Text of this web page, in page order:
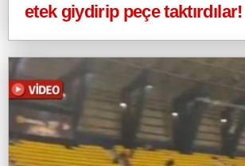
etek giydirip peçe taktırdılar!